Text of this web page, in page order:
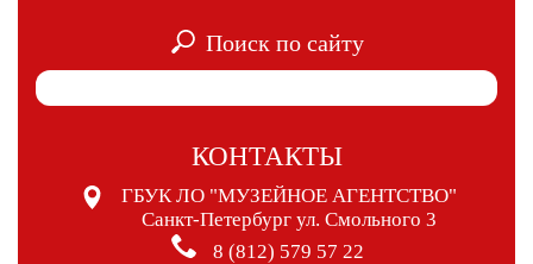
Поиск по сайту
КОНТАКТЫ
ГБУК ЛО "МУЗЕЙНОЕ АГЕНТСТВО"
Санкт-Петербург ул. Смольного 3
8 (812) 579 57 22